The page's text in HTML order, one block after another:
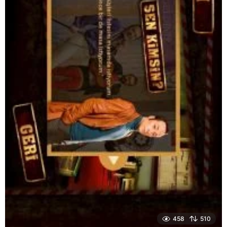
458 510